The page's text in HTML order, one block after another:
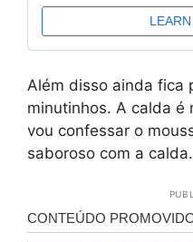
Além disso ainda fica
minutinhos. A calda é
vou confessar o
saboroso com a calda.